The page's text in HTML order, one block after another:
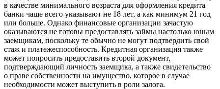
в качестве минимального возраста для оформления кредита
банки чаще всего указывают не 18 лет, а как минимум 21 год
или больше. Однако финансовые организации зачастую
оказываются не готовы предоставлять займы настолько юным
заемщикам, поскольку те обычно не могут подтвердить свой
стаж и платежеспособность. Кредитная организация также
может попросить предоставить второй документ,
подтверждающий личность заемщика, а также свидетельство
о праве собственности на имущество, которое в случае
необходимости может выступить в роли залога.